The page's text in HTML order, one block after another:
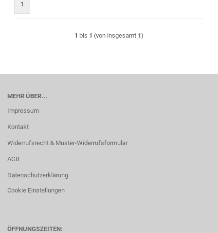
1
1 bis 1 (von insgesamt 1)
MEHR ÜBER...
Impressum
Kontakt
Widerrufsrecht & Muster-Widerrufsformular
AGB
Datenschutzerklärung
Cookie Einstellungen
ÖFFNUNGSZEITEN: